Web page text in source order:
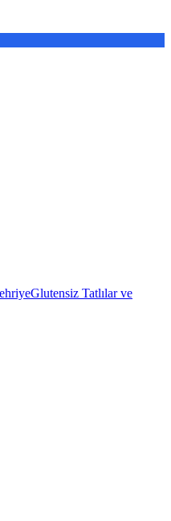
Glutensiz Tatlılar ve